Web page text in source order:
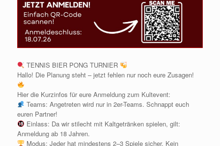
TENNIS BIER PONG TURNIER
Hallo! Die Planung steht – jetzt fehlen nur noch eure Zusagen!
Hier die Kurzinfos für eure Anmeldung zum Kultevent:
Teams: Angetreten wird nur in 2er-Teams. Schnappt euch
euren Partner!
Einlass: Da wir stilecht mit Kaltgetränken spielen, gilt:
Anmeldung ab 18 Jahren.
Modus: Jeder hat mindestens 2–3 Spiele sicher. Kein